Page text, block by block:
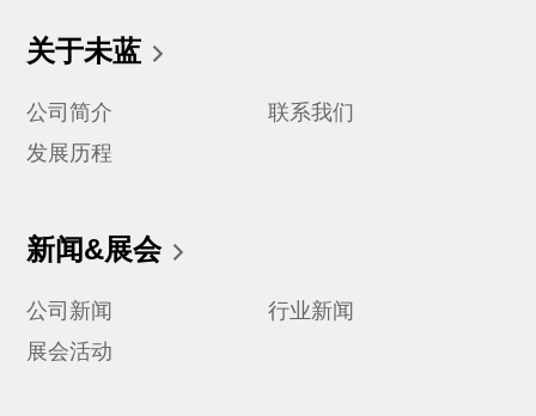
关于未蓝
公司简介
联系我们
发展历程
新闻&展会
公司新闻
行业新闻
展会活动